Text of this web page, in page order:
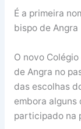
É a primeira
bispo de Angra
O novo
de Angra no
das escolhas
embora alguns
participado na